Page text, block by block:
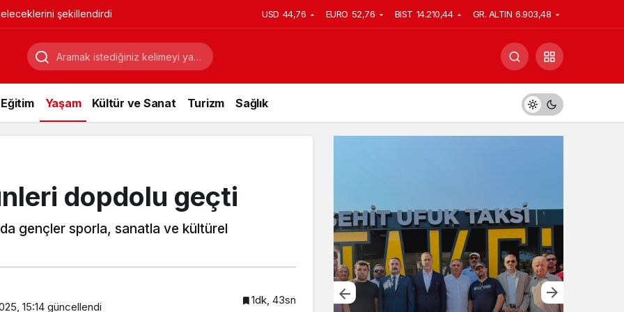
şekillendirdi USD 44,76 EURO 52,76 BIST 14.210,44 GR. ALTIN 6.903,48
Eğitim Yaşam Kültür ve Sanat Turizm Sağlık
dopdolu geçti
gençler sporla, sanatla ve kültürel
15:14 güncellendi 1dk, 43sn